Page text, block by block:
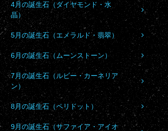
4月の誕生石（ダイヤモンド・水
晶）
5月の誕生石（エメラルド・翡翠）
6月の誕生石（ムーンストーン）
7月の誕生石（ルビー・カーネリア
ン）
8月の誕生石（ペリドット）
9月の誕生石（サファイア・アイオ